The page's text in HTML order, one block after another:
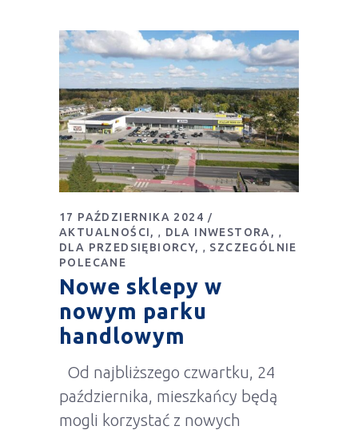
17 PAŹDZIERNIKA 2024
AKTUALNOŚCI
DLA INWESTORA
DLA PRZEDSIĘBIORCY
SZCZEGÓLNIE
POLECANE
Nowe sklepy w
nowym parku
handlowym
Od najbliższego czwartku, 24
października, mieszkańcy będą
mogli korzystać z nowych